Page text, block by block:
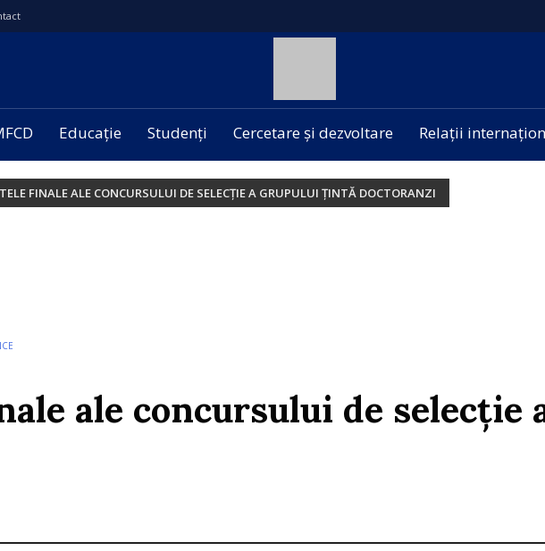
Educație Studenți Cercetare și dezvoltare Relații
FINALE ALE CONCURSULUI DE SELECȚIE A GRUPULUI ȚINTĂ DOCTORANZI
ale concursului de